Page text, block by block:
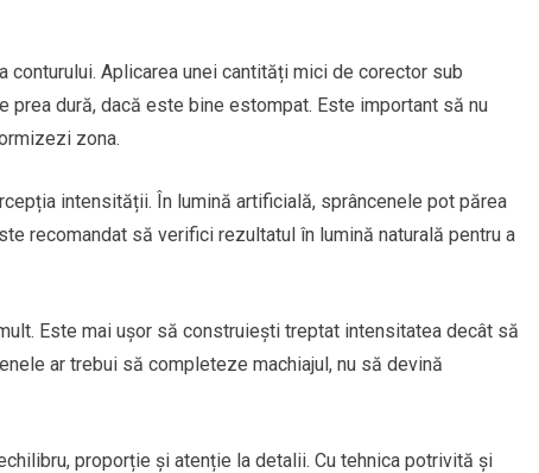
conturului. Aplicarea unei cantități mici de corector sub
prea dură, dacă este bine estompat. Este important să nu
zona.
intensității. În lumină artificială, sprâncenele pot părea
recomandat să verifici rezultatul în lumină naturală pentru a
Este mai ușor să construiești treptat intensitatea decât să
ar trebui să completeze machiajul, nu să devină
proporție și atenție la detalii. Cu tehnica potrivită și